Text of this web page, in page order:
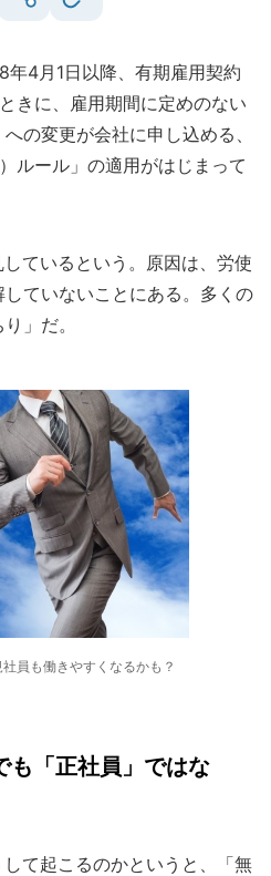
4月1日以降、有期雇用契約
きに、雇用期間に定めのない
の変更が会社に申し込める、
ルール」の適用がはじまって
ているという。原因は、労使
ていないことにある。多くの
」だ。
員も働きやすくなるかも？
も「正社員」ではな
て起こるのかというと、「無